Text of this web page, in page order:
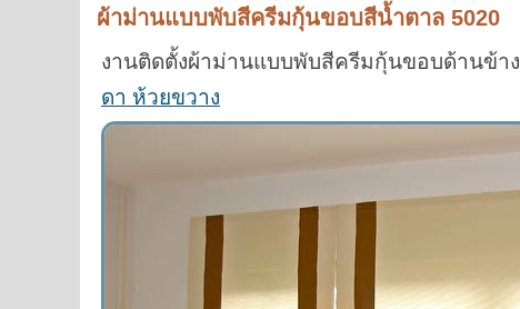
ผ้าม่านแบบพับสีครีมกุ้นขอบสีน้ำตาล 5020
งานติดตั้งผ้าม่านแบบพับสีครีมกุ้นขอบด้านข้า
ดา ห้วยขวาง